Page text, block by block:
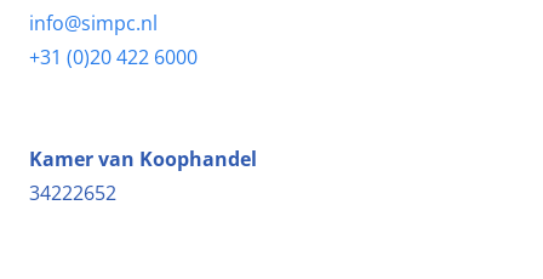
info@simpc.nl
+31 (0)20 422 6000
Kamer van Koophandel
34222652